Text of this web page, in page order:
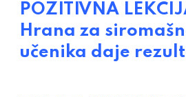
POZITIVNA
Hrana za
učenika daje